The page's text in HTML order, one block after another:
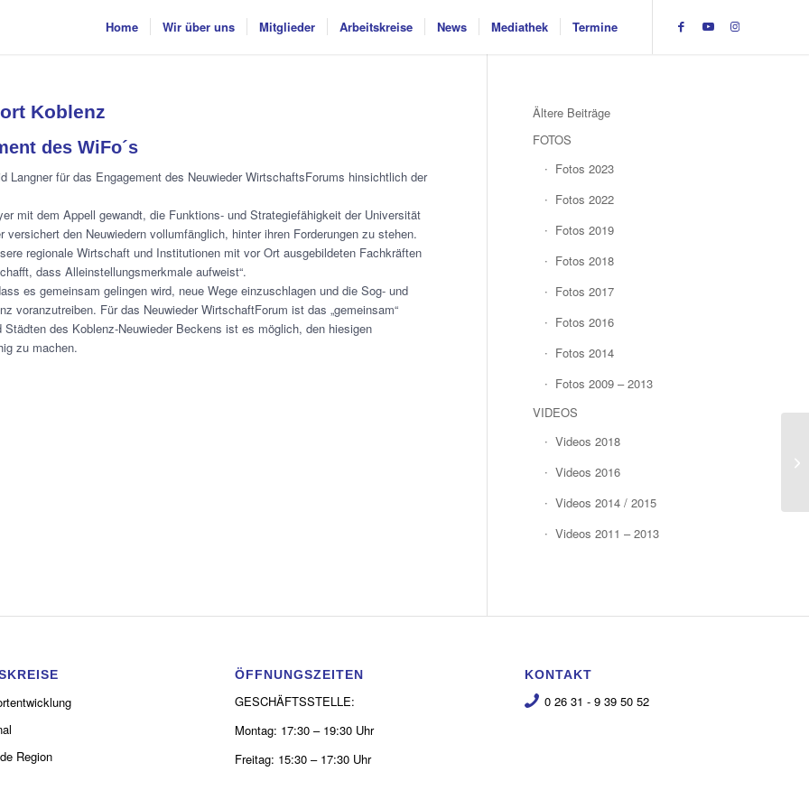
Home Wir über uns Mitglieder Arbeitskreise News Mediathek Termine
Koblenz
des WiFo´s
für das Engagement des Neuwieder WirtschaftsForums hinsichtlich der
mit dem Appell gewandt, die Funktions- und Strategiefähigkeit der Universität
den Neuwiedern vollumfänglich, hinter ihren Forderungen zu stehen.
regionale Wirtschaft und Institutionen mit vor Ort ausgebildeten Fachkräften
dass Alleinstellungsmerkmale aufweist“.
es gemeinsam gelingen wird, neue Wege einzuschlagen und die Sog- und
voranzutreiben. Für das Neuwieder WirtschaftForum ist das „gemeinsam“
des Koblenz-Neuwieder Beckens ist es möglich, den hiesigen
zu machen.
Ältere Beiträge
FOTOS
Fotos 2023
Fotos 2022
Fotos 2019
Fotos 2018
Fotos 2017
Fotos 2016
Fotos 2014
Fotos 2009 – 2013
VIDEOS
Videos 2018
Videos 2016
Videos 2014 / 2015
Videos 2011 – 2013
Region
ÖFFNUNGSZEITEN
GESCHÄFTSSTELLE:
Montag: 17:30 – 19:30 Uhr
Freitag: 15:30 – 17:30 Uhr
KONTAKT
0 26 31 - 9 39 50 52